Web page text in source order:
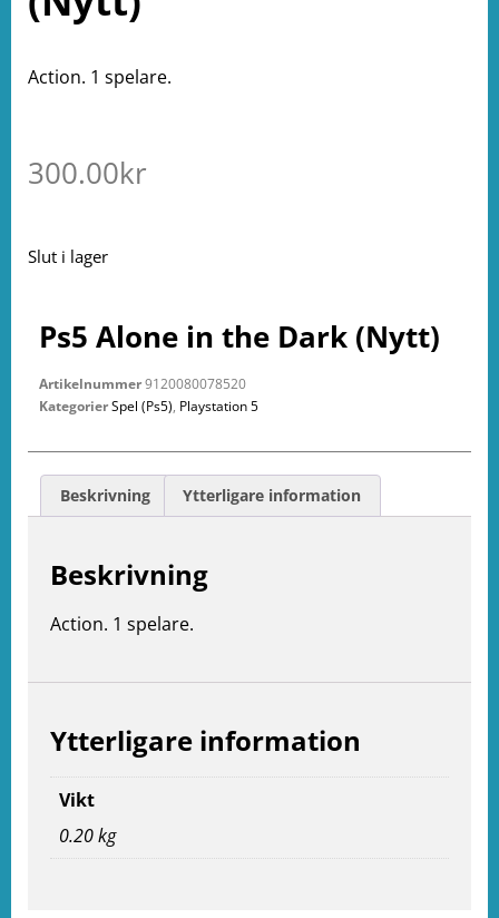
Action. 1 spelare.
300.00kr
Slut i lager
Ps5 Alone in the Dark (Nytt)
Artikelnummer9120080078520
KategorierSpel (Ps5), Playstation 5
Beskrivning Ytterligare information
Beskrivning
Action. 1 spelare.
Ytterligare information
Vikt
0.20 kg